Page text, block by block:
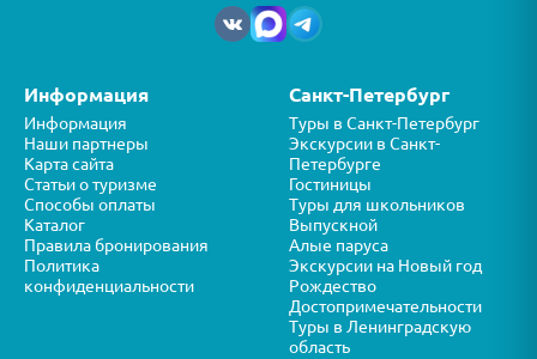
Информация
Информация
Наши партнеры
Карта сайта
Статьи о туризме
Способы оплаты
Каталог
Правила бронирования
Политика
конфиденциальности
Санкт-Петербург
Туры в Санкт-Петербург
Экскурсии в Санкт-
Петербурге
Гостиницы
Туры для школьников
Выпускной
Алые паруса
Экскурсии на Новый год
Рождество
Достопримечательности
Туры в Ленинградскую
область